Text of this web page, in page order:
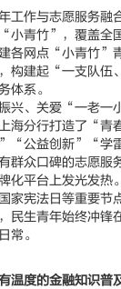
作与志愿服务融
青竹”，覆盖全
各网点“小青竹”
构建起“一支队伍
体系。
、关爱“一老一
海分行打造了“
公益创新”“学
群众口碑的志愿服
化平台上发光发热
家宪法日等重要节
民生青年始终冲锋
常。
温度的金融知识普